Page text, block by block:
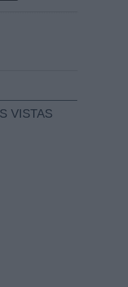
VISTAS